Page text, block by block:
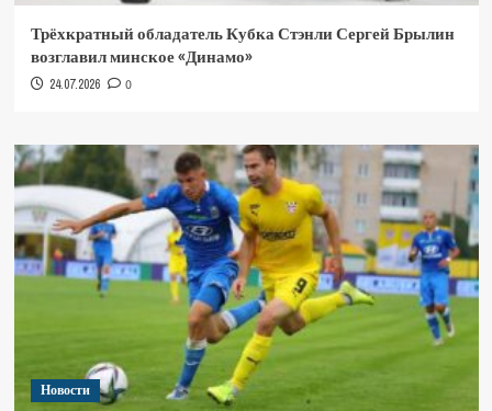
Трёхкратный обладатель Кубка Стэнли Сергей Брылин
возглавил минское «Динамо»
24.07.2026 0
Новости